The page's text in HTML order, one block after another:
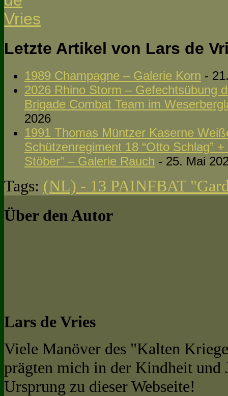
Letzte Artikel von Lars de
1989 Champagne – Galerie Korn -
2026 Rhino Storm – Gefechtsübung
Brigade Combat Team im
2026
1991 Thomas Müntzer Kaserne
Schützenregiment 18 “Otto Schlag”
Stöber” – Galerie Rauch - 25. Mai
Tags: (NL) - 13 PAINFBAT
Über den Autor
Lars de Vries
Viele Manöver des "Kalten
prägten mich in der Kindheit und
Ursprung zu dieser Webseite!